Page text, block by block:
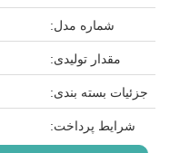
شماره مدل:
مقدار تولیدی:
جزئیات بسته بندی:
شرایط پرداخت: